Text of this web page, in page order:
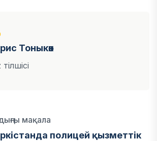
Тоныкөк
мақала
полицей қызметтік